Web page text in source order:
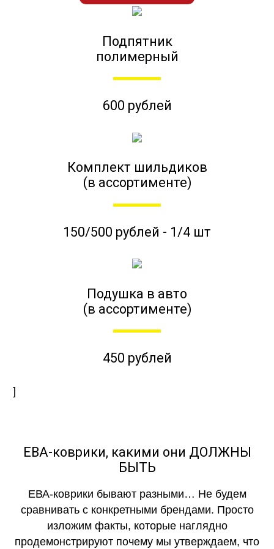
Подпятник
полимерный
600 рублей
Комплект шильдиков
(в ассортименте)
150/500 рублей - 1/4 шт
Подушка в авто
(в ассортименте)
450 рублей
]
ЕВА-коврики, какими они ДОЛЖНЫ
БЫТЬ
ЕВА-коврики бывают разными… Не будем
сравнивать с конкретными брендами. Просто
изложим факты, которые наглядно
продемонстрируют почему мы утверждаем, что